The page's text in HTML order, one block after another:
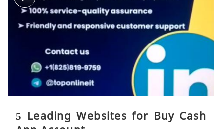
5 Leading Websites for Buy Cash